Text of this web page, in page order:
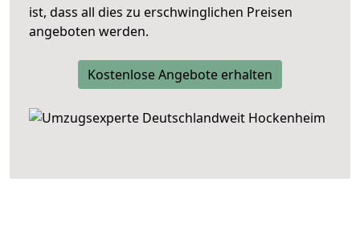
ist, dass all dies zu erschwinglichen Preisen
angeboten werden.
Kostenlose Angebote erhalten